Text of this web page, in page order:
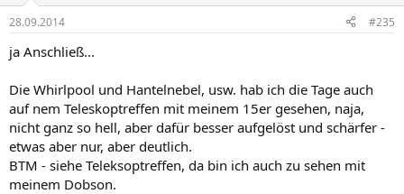
28.09.2014 #235
ja Anschließ...
Die Whirlpool und Hantelnebel, usw. hab ich die Tage auch
auf nem Teleskoptreffen mit meinem 15er gesehen, naja,
nicht ganz so hell, aber dafür besser aufgelöst und schärfer -
etwas aber nur, aber deutlich.
BTM - siehe Teleksoptreffen, da bin ich auch zu sehen mit
meinem Dobson.